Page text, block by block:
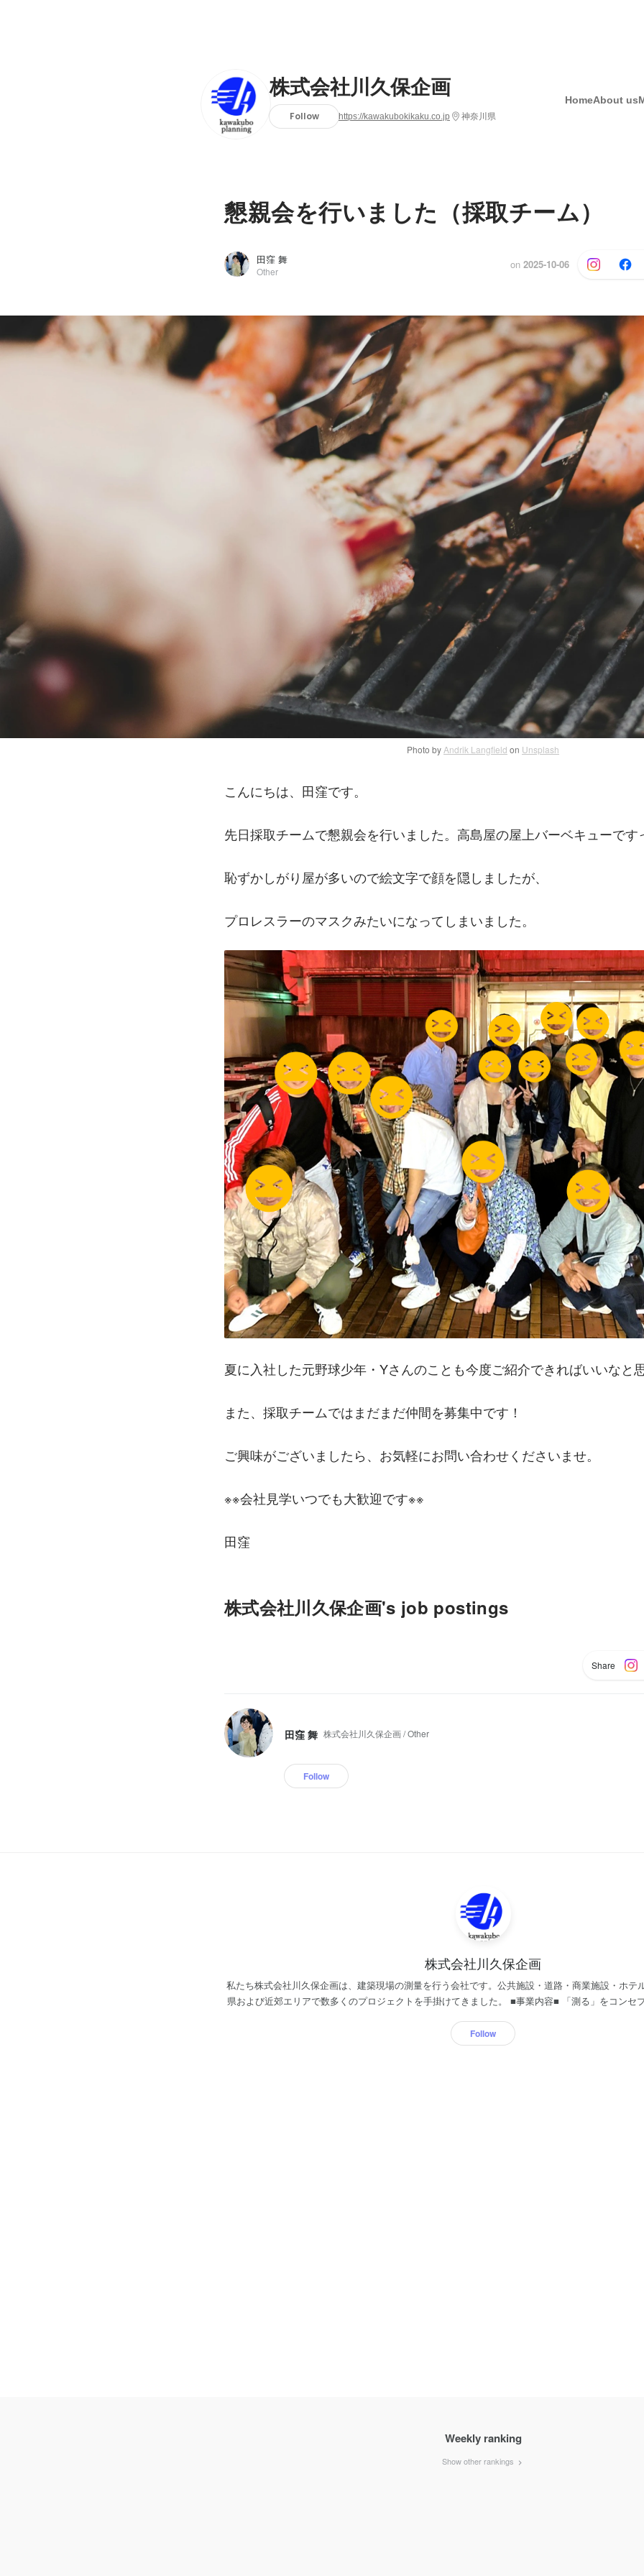
株式会社川久保企画
Follow https://kawakubokikaku.co.jp 神奈川県
HomeAbout us
懇親会を行いました（採取チーム）
田窪 舞
Other
on 2025-10-06
Photo by Andrik Langfield on Unsplash
こんにちは、田窪です。
先日採取チームで懇親会を行いました。高島屋の屋上バーベキューです
恥ずかしがり屋が多いので絵文字で顔を隠しましたが、
プロレスラーのマスクみたいになってしまいました。
夏に入社した元野球少年・Yさんのことも今度ご紹介できればいいなと
また、採取チームではまだまだ仲間を募集中です！
ご興味がございましたら、お気軽にお問い合わせくださいませ。
※※会社見学いつでも大歓迎です※※
田窪
株式会社川久保企画's job postings
Share
田窪 舞 株式会社川久保企画 / Other
Follow
株式会社川久保企画
私たち株式会社川久保企画は、建築現場の測量を行う会社です。公共施設・道路・商業施設・ホテ
県および近郊エリアで数多くのプロジェクトを手掛けてきました。 ■事業内容■ 「測る」をコンセプトに事業を展開。公共
らも、社内のテクノロジー化を進め、より先進的な組織を作る計画です。
Follow
Weekly ranking
Show other rankings